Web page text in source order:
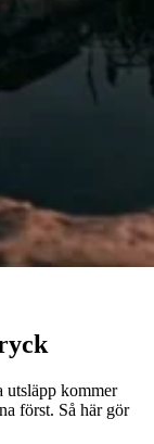
utsläpp kommer
först. Så här gör